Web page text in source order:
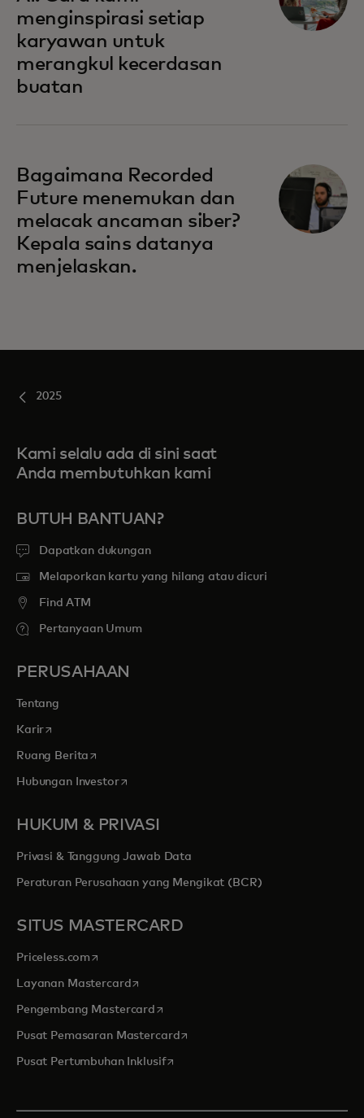
menginspirasi setiap
karyawan untuk
merangkul kecerdasan
buatan
Bagaimana Recorded
Future menemukan dan
melacak ancaman siber?
Kepala sains datanya
menjelaskan.
2025
Kami selalu ada di sini saat
Anda membutuhkan kami
BUTUH BANTUAN?
Dapatkan dukungan
Melaporkan kartu yang hilang atau dicuri
Find ATM
Pertanyaan Umum
PERUSAHAAN
Tentang
Kariropens in a new tab
Ruang Berita opens in a new tab
Hubungan Investoropens in a new tab
HUKUM & PRIVASI
Privasi & Tanggung Jawab Data
Peraturan Perusahaan yang Mengikat (BCR)
SITUS MASTERCARD
Priceless.com opens in a new tab
Layanan Mastercardopens in a new tab
Pengembang Mastercard opens in a new tab
Pusat Pemasaran Mastercardopens in a new tab
Pusat Pertumbuhan Inklusifopens in a new tab